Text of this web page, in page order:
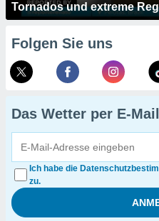
Tornados und extreme
Folgen Sie uns
Das Wetter per E-Mail
Ich habe die
zu.